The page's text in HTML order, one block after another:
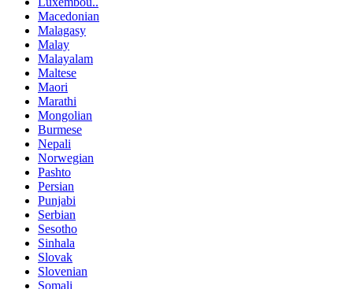
Macedonian
Malagasy
Malay
Malayalam
Maltese
Maori
Marathi
Mongolian
Burmese
Nepali
Norwegian
Pashto
Persian
Punjabi
Serbian
Sesotho
Sinhala
Slovak
Slovenian
Somali